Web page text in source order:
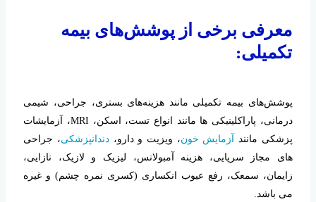
معرفی برخی از پوشش‌های بیمه
تکمیلی:
پوشش‌های بیمه تکمیلی مانند هزینه‌های بستری، جراحی، شیمی
درمانی، پاراکلینیکی ها مانند انواع تست، اسکن، MRI، آزمایشات
پزشکی مانند
آزمایش خون، ویزیت و دارو، دندانپزشکی، جراحی
های مجاز سرپایی، هزینه آمبولانس، لیزیک و لازیک، نازایی،
زایمان، سمعک، رفع عیوب انکساری (کسری نمره چشم) و غیره
می باشد.